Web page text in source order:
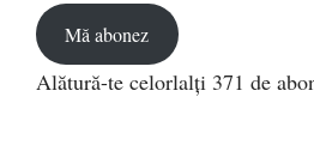
Mă abonez
Alătură-te celorlalți 371 de